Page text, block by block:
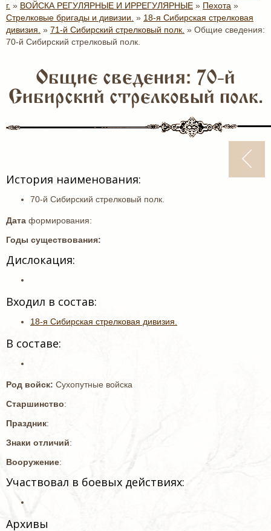
г. » ВОЙСКА РЕГУЛЯРНЫЕ И ИРРЕГУЛЯРНЫЕ » Пехота »
Стрелковые бригады и дивизии. » 18-я Сибирская стрелковая
дивизия. » 71-й Сибирский стрелковый полк. » Общие сведения:
70-й Сибирский стрелковый полк.
Общие сведения: 70-й
Сибирский стрелковый полк.
История наименования:
70-й Сибирский стрелковый полк.
Дата формирования:
Годы существования:
Дислокация:
Входил в состав:
18-я Сибирская стрелковая дивизия.
В составе:
Род войск: Сухопутные войска
Старшинство:
Праздник:
Знаки отличий:
Вооружение:
Участвовал в боевых действиях:
Архивы